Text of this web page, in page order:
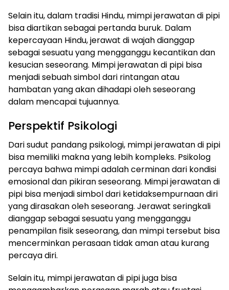
Selain itu, dalam tradisi Hindu, mimpi jerawatan di pipi
bisa diartikan sebagai pertanda buruk. Dalam
kepercayaan Hindu, jerawat di wajah dianggap
sebagai sesuatu yang mengganggu kecantikan dan
kesucian seseorang. Mimpi jerawatan di pipi bisa
menjadi sebuah simbol dari rintangan atau
hambatan yang akan dihadapi oleh seseorang
dalam mencapai tujuannya.
Perspektif Psikologi
Dari sudut pandang psikologi, mimpi jerawatan di pipi
bisa memiliki makna yang lebih kompleks. Psikolog
percaya bahwa mimpi adalah cerminan dari kondisi
emosional dan pikiran seseorang. Mimpi jerawatan di
pipi bisa menjadi simbol dari ketidaksempurnaan diri
yang dirasakan oleh seseorang. Jerawat seringkali
dianggap sebagai sesuatu yang mengganggu
penampilan fisik seseorang, dan mimpi tersebut bisa
mencerminkan perasaan tidak aman atau kurang
percaya diri.
Selain itu, mimpi jerawatan di pipi juga bisa